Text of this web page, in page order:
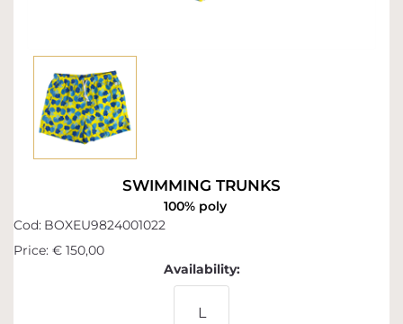
SWIMMING TRUNKS
100% poly
Cod: BOXEU9824001022
Price: € 150,00
Availability:
L